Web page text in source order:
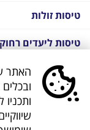
טיסות זולות
טיסות ליעדים
חבילות נופש
חבילות נופש
חבילות טוס וסע